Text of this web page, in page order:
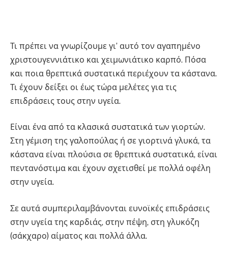
Τι πρέπει να γνωρίζουμε γι’ αυτό τον αγαπημένο
χριστουγεννιάτικο και χειμωνιάτικο καρπό. Πόσα
και ποια θρεπτικά συστατικά περιέχουν τα κάστανα.
Τι έχουν δείξει οι έως τώρα μελέτες για τις
επιδράσεις τους στην υγεία.
Είναι ένα από τα κλασικά συστατικά των γιορτών.
Στη γέμιση της γαλοπούλας ή σε γιορτινά γλυκά, τα
κάστανα είναι πλούσια σε θρεπτικά συστατικά, είναι
πεντανόστιμα και έχουν σχετισθεί με πολλά οφέλη
στην υγεία.
Σε αυτά συμπεριλαμβάνονται ευνοϊκές επιδράσεις
στην υγεία της καρδιάς, στην πέψη, στη γλυκόζη
(σάκχαρο) αίματος και πολλά άλλα.